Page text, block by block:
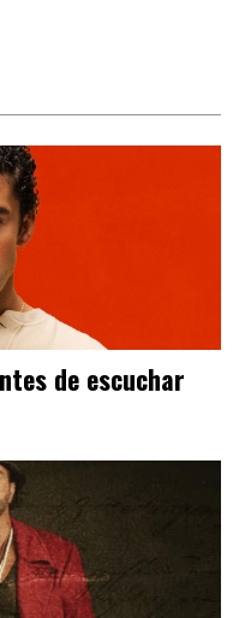
de escuchar